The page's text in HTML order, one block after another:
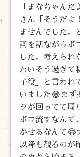
「まなちゃん
さん「そうだよ
ませんでした。
詞を話ながらボ
した。考えられ
わいそう過ぎて
子役」と言われ
いました😂まず
ラが回ってて周
ボロ流すなんて
かせるなんて😂
以降も観るのが